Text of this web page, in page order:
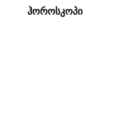
Ჰოროსკოპი